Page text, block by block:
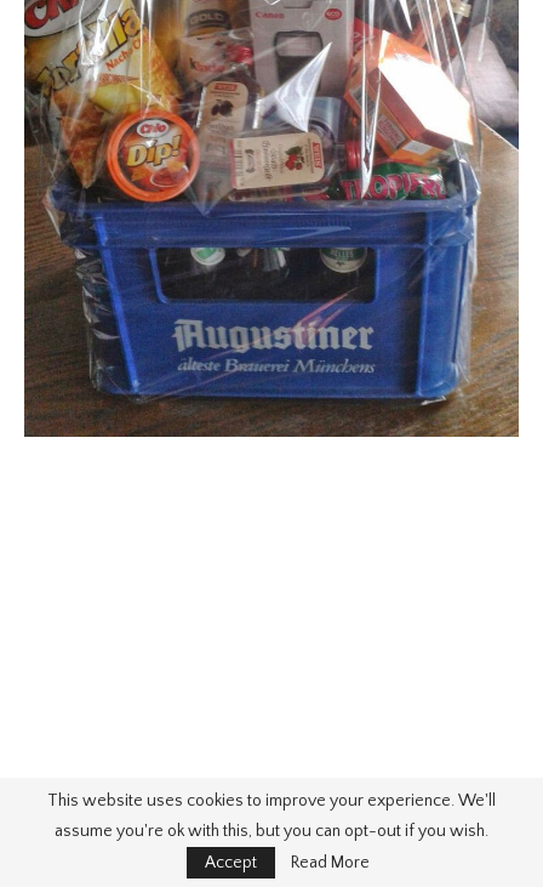
This website uses cookies to improve your experience. We'll
assume you're ok with this, but you can opt-out if you wish.
Accept
Read More